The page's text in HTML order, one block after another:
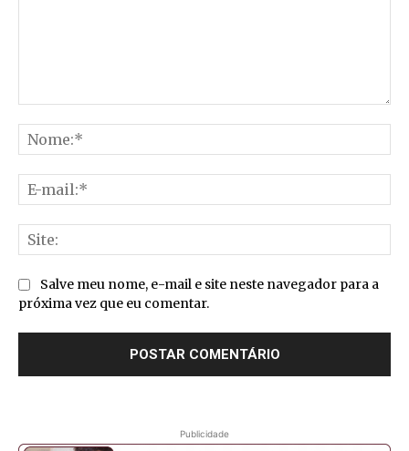
Salve meu nome, e-mail e site neste navegador para a
próxima vez que eu comentar.
Publicidade